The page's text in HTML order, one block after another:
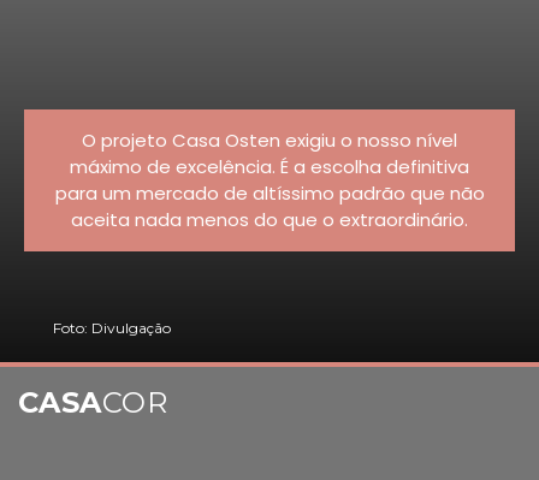
O projeto Casa Osten exigiu o nosso nível
máximo de excelência. É a escolha definitiva
para um mercado de altíssimo padrão que não
aceita nada menos do que o extraordinário.
Foto: Divulgação
CASACOR